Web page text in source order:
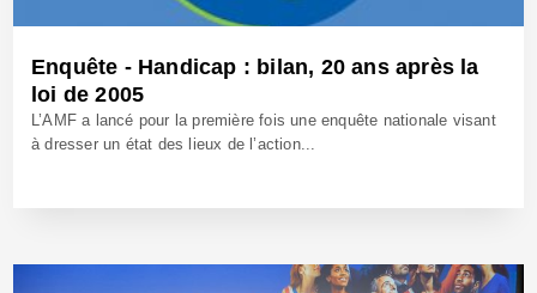
Enquête - Handicap : bilan, 20 ans après la
loi de 2005
L’AMF a lancé pour la première fois une enquête nationale visant
à dresser un état des lieux de l’action...